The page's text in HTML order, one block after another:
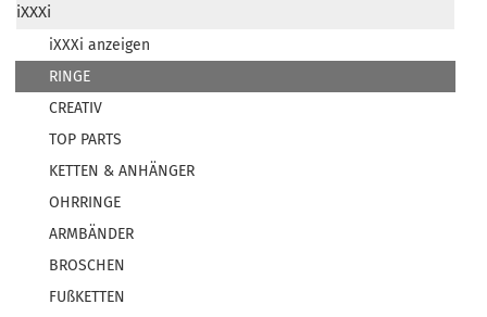
iXXXi
iXXXi anzeigen
RINGE
CREATIV
TOP PARTS
KETTEN & ANHÄNGER
OHRRINGE
ARMBÄNDER
BROSCHEN
FUßKETTEN